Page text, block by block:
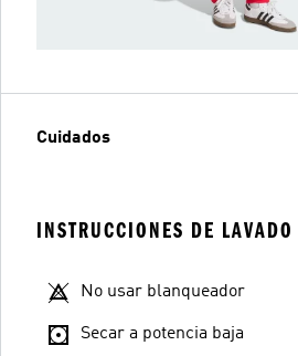
Cuidados
INSTRUCCIONES DE LAVADO
No usar blanqueador
Secar a potencia baja